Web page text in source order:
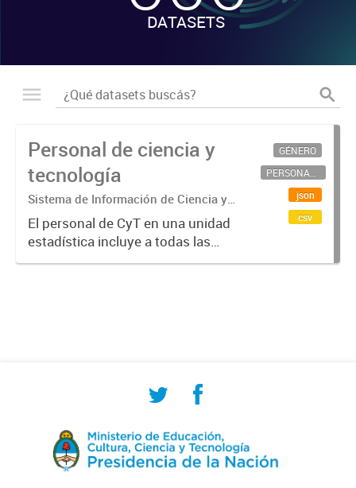
DATASETS
Personal de ciencia y
tecnología
Sistema de Información de Ciencia y
Tecnología Argentino (SICYTAR)
El personal de CyT en una unidad
estadística incluye a todas las
personas involucradas
GÉNERO
PERSONAL CIENTÍFICO-TECNOLÓGICO
json
csv